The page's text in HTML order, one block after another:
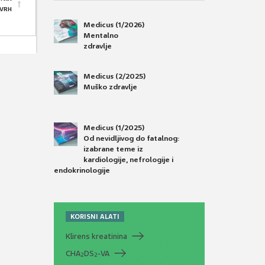
Medicus (1/2026)
Mentalno
zdravlje
Medicus (2/2025)
Muško zdravlje
Medicus (1/2025)
Od nevidljivog do fatalnog:
izabrane teme iz
kardiologije, nefrologije i
endokrinologije
KORISNI ALATI
Klirens kreatinina
CHA2DS2-VA